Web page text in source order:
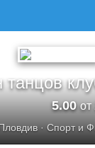
5.00от
· Спорт и